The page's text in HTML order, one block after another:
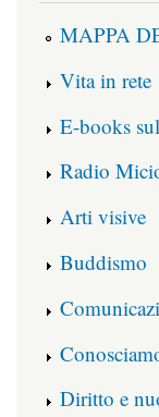
MAPPA
Vita in rete
E-books
Radio
Arti visive
Buddismo
Diritto e